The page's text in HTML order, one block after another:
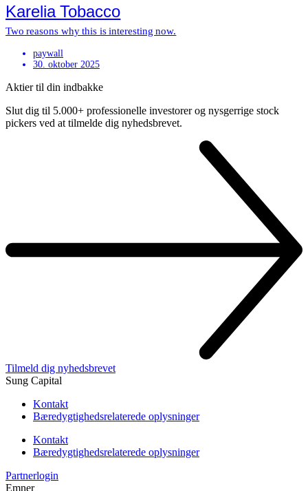
Karelia Tobacco
Two reasons why this is interesting now.
paywall
30. oktober 2025
Aktier til din indbakke
Slut dig til 5.000+ professionelle investorer og nysgerrige stock
pickers ved at tilmelde dig nyhedsbrevet.
Tilmeld dig nyhedsbrevet
Sung Capital
Kontakt
Bæredygtighedsrelaterede oplysninger
Kontakt
Bæredygtighedsrelaterede oplysninger
Partnerlogin
Emner